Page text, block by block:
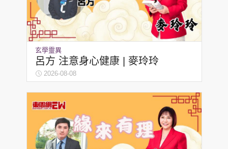
集團旗下品牌
東周刊 cazbuyer 東Touch
PCM 電腦廣場 星島日報
玄學靈異
呂方 注意身心健康 | 麥玲玲
2026-08-08